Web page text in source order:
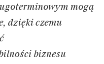
mogą
dzięki czemu
biznesu